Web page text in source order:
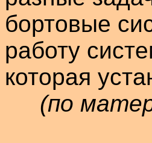
бортовые
работу
которая
(по